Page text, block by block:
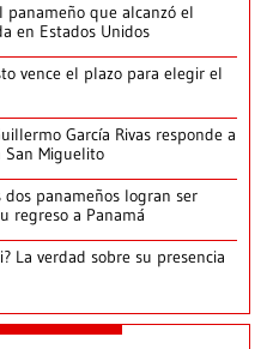
panameño que alcanzó el
en Estados Unidos
vence el plazo para elegir el
García Rivas responde a
San Miguelito
dos panameños logran ser
regreso a Panamá
La verdad sobre su presencia